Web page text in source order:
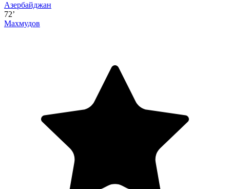
Азербайджан
72’
Махмудов